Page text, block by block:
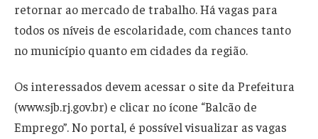
retornar ao mercado de trabalho. Há vagas para
todos os níveis de escolaridade, com chances tanto
no município quanto em cidades da região.
Os interessados devem acessar o site da Prefeitura
(www.sjb.rj.gov.br) e clicar no ícone “Balcão de
Emprego”. No portal, é possível visualizar as vagas